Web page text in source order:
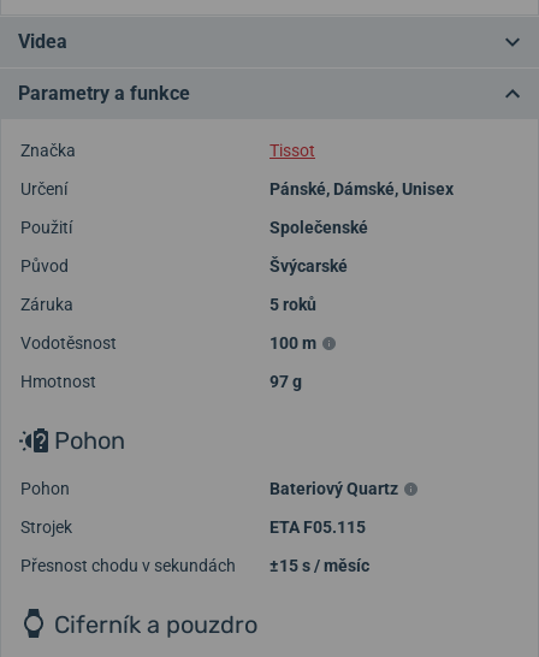
Videa
Parametry a funkce
Značka
Tissot
Určení
Pánské, Dámské,Unisex
Použití
Společenské
Původ
Švýcarské
Záruka
5 roků
Vodotěsnost
100 m
Hmotnost
97 g
Pohon
Pohon
Bateriový Quartz
Strojek
ETA F05.115
Přesnost chodu v sekundách
±15 s / měsíc
Ciferník a pouzdro